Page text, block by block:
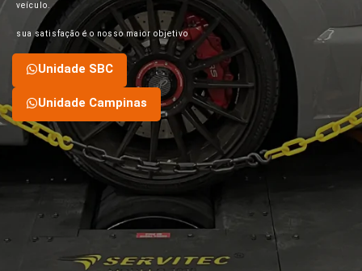
veículo.
sua satisfação é o nosso maior objetivo
Unidade SBC
Unidade Campinas